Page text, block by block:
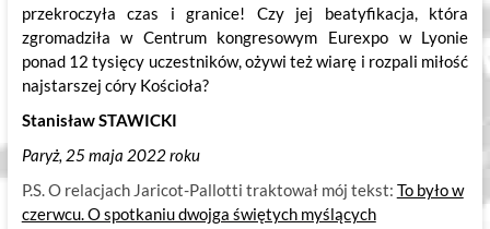
przekroczyła czas i granice! Czy jej beatyfikacja, która
zgromadziła w Centrum kongresowym Eurexpo w Lyonie
ponad 12 tysięcy uczestników, ożywi też wiarę i rozpali miłość
najstarszej córy Kościoła?
Stanisław STAWICKI
Paryż, 25 maja 2022 roku
P.S. O relacjach Jaricot-Pallotti traktował mój tekst: To było w
czerwcu. O spotkaniu dwojga świętych myślących